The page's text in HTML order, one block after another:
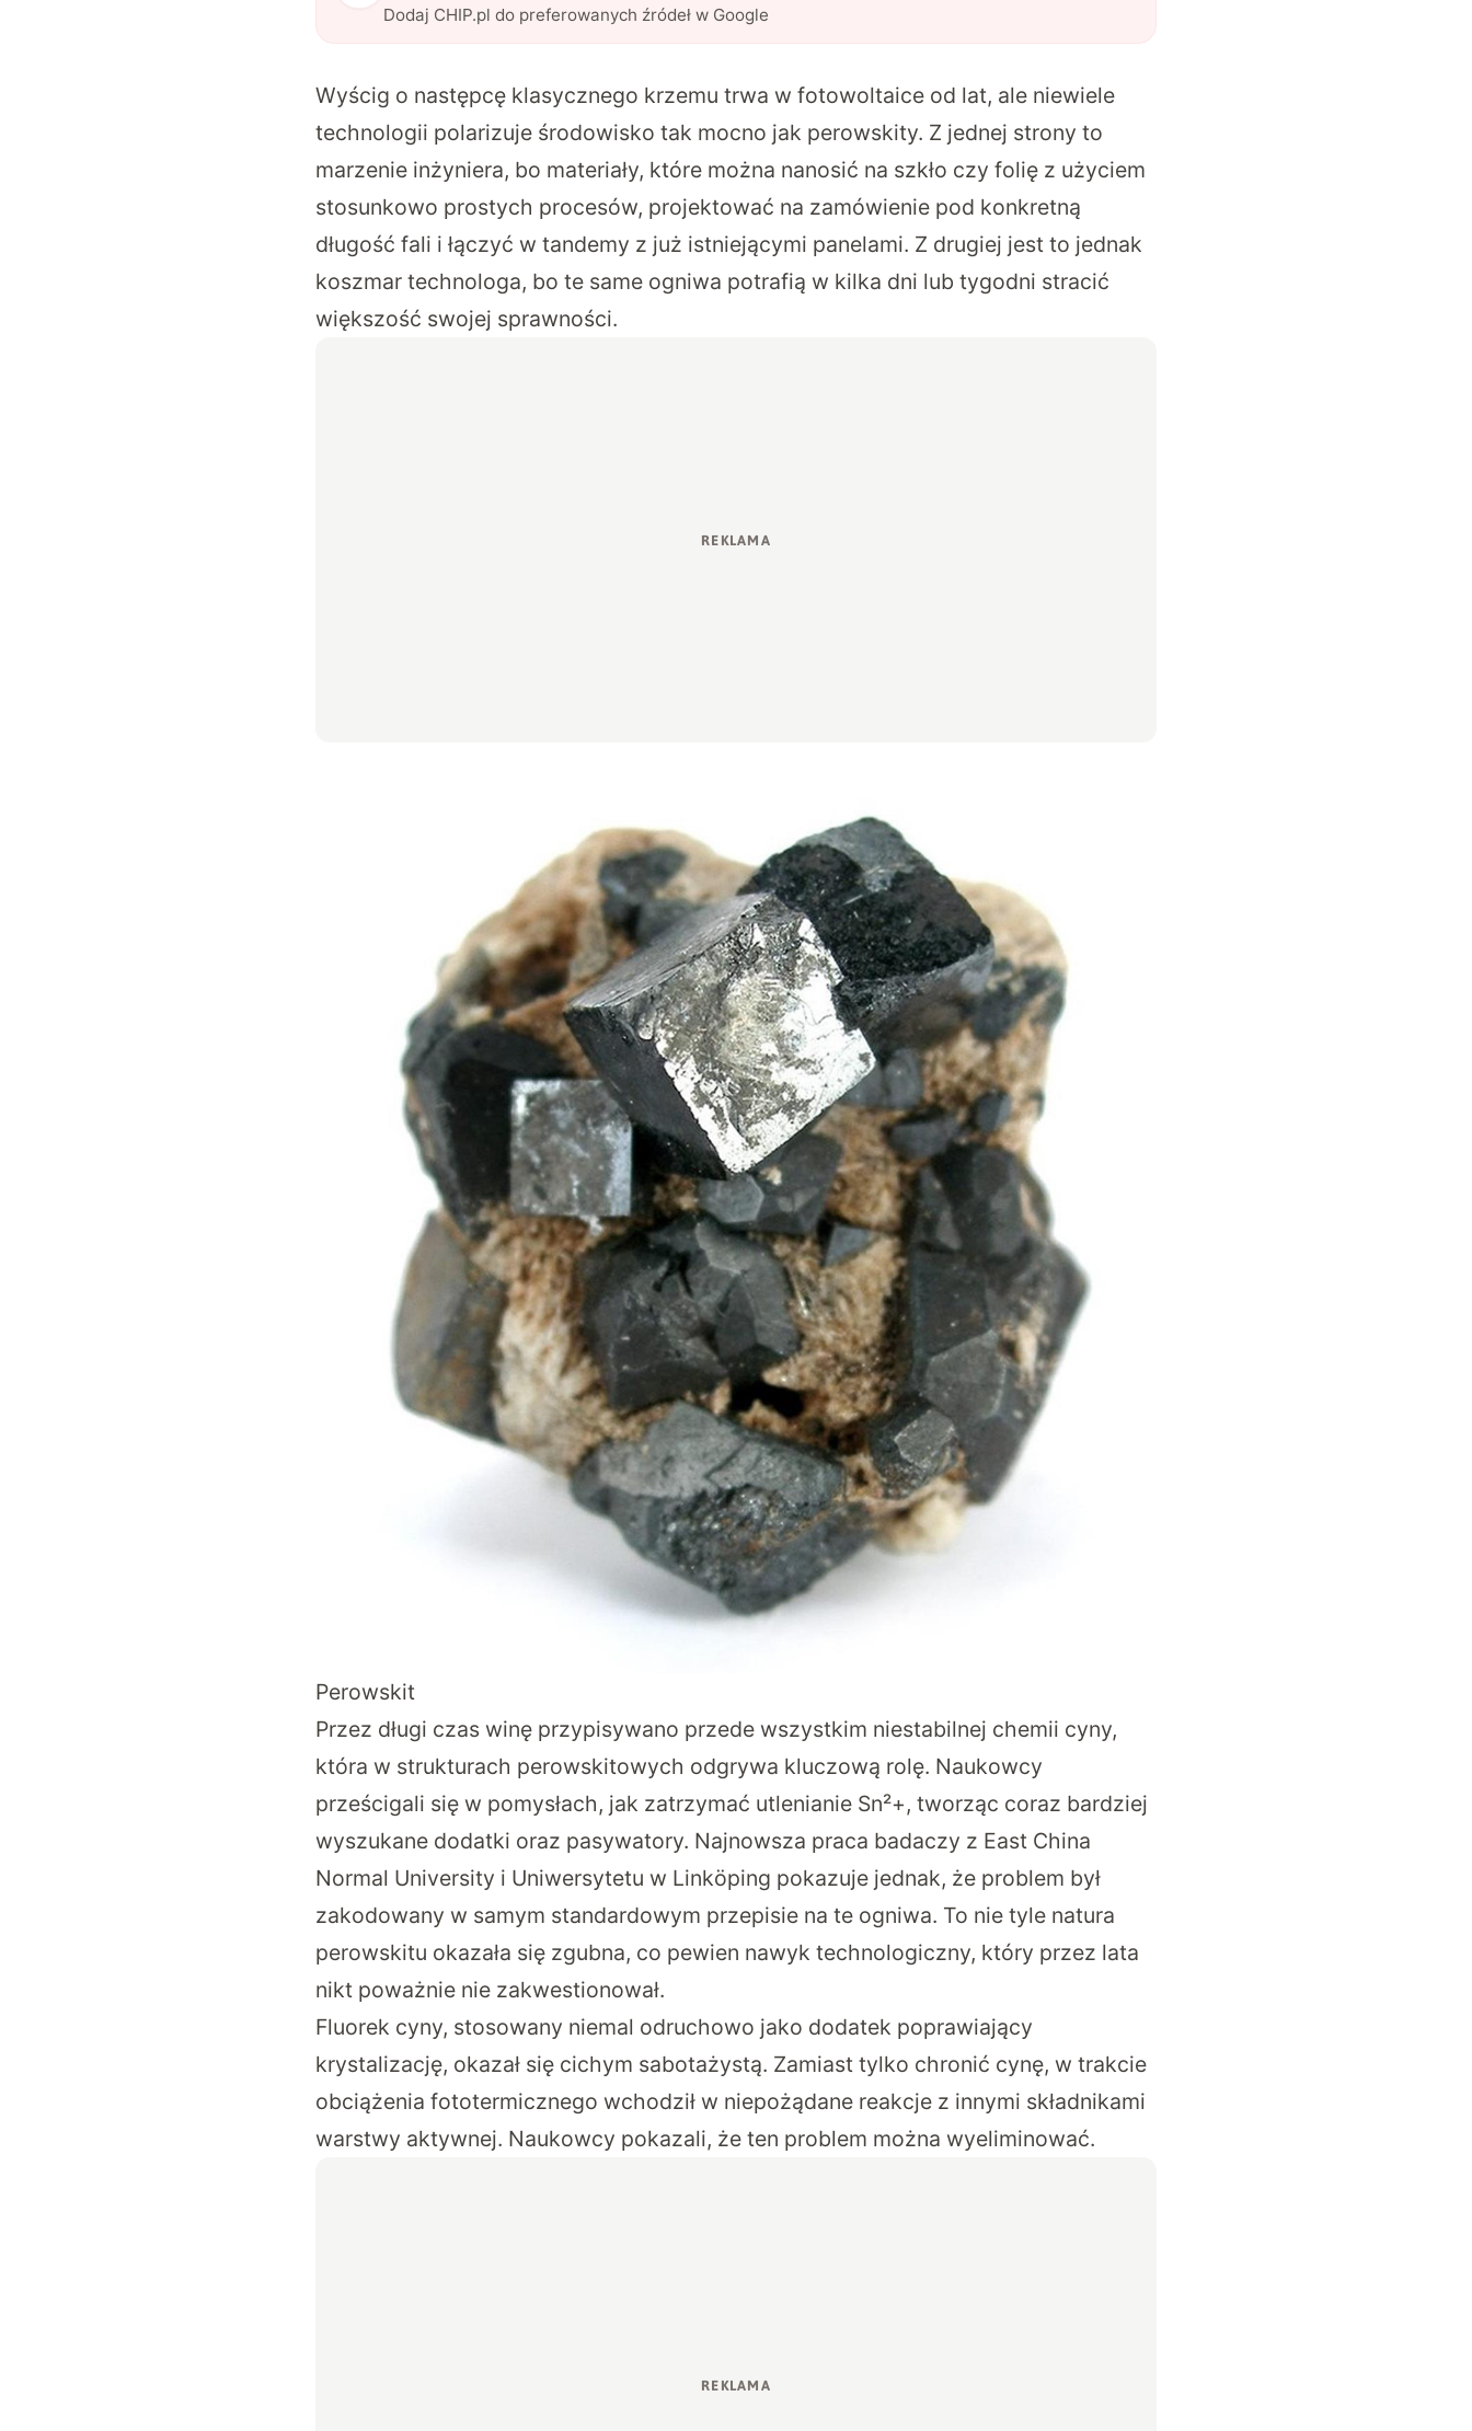
Dodaj CHIP.pl do preferowanych źródeł w Google
Wyścig o następcę klasycznego krzemu trwa w fotowoltaice od lat, ale niewiele
technologii polarizuje środowisko tak mocno jak perowskity. Z jednej strony to
marzenie inżyniera, bo materiały, które można nanosić na szkło czy folię z użyciem
stosunkowo prostych procesów, projektować na zamówienie pod konkretną
długość fali i łączyć w tandemy z już istniejącymi panelami. Z drugiej jest to jednak
koszmar technologa, bo te same ogniwa potrafią w kilka dni lub tygodni stracić
większość swojej sprawności.
Perowskit
Przez długi czas winę przypisywano przede wszystkim niestabilnej chemii cyny,
która w strukturach perowskitowych odgrywa kluczową rolę. Naukowcy
prześcigali się w pomysłach, jak zatrzymać utlenianie Sn²+, tworząc coraz bardziej
wyszukane dodatki oraz pasywatory. Najnowsza praca badaczy z East China
Normal University i Uniwersytetu w Linköping pokazuje jednak, że problem był
zakodowany w samym standardowym przepisie na te ogniwa. To nie tyle natura
perowskitu okazała się zgubna, co pewien nawyk technologiczny, który przez lata
nikt poważnie nie zakwestionował.
Fluorek cyny, stosowany niemal odruchowo jako dodatek poprawiający
krystalizację, okazał się cichym sabotażystą. Zamiast tylko chronić cynę, w trakcie
obciążenia fototermicznego wchodził w niepożądane reakcje z innymi składnikami
warstwy aktywnej. Naukowcy pokazali, że ten problem można wyeliminować.